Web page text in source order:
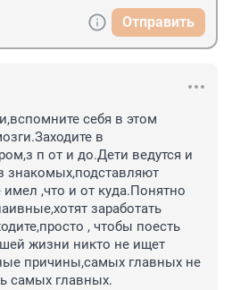
Отправить
себя в этом
в
п от и до.Дети ведутся и
знакомых,подставляют
,что и от куда.Понятно
заработать
, чтобы поесть
жизни никто не ищет
причины,самых главных не
самых главных.